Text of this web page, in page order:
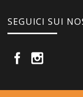
SEGUICI SUI